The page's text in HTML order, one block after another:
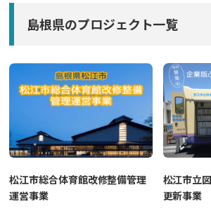
島根県のプロジェクト一覧
松江市総合体育館改修整備管理
運営事業
松江市立
更新事業